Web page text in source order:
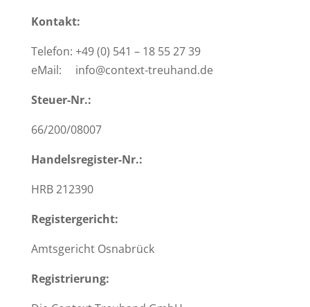
Kontakt:
Telefon: +49 (0) 541 – 18 55 27 39
eMail: info@context-treuhand.de
Steuer-Nr.:
66/200/08007
Handelsregister-Nr.:
HRB 212390
Registergericht:
Amtsgericht Osnabrück
Registrierung: